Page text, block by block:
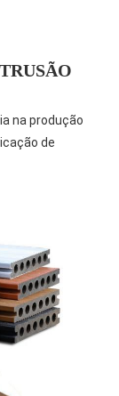
na produção
de